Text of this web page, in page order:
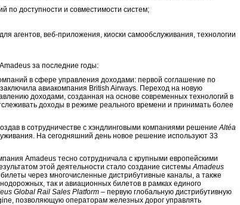
по доступности и совместимости систем;
агентов, веб-приложения, киоски самообслуживания, технологии
за последние годы:
в сфере управления доходами: первой соглашение по
заключила авиакомпания British Airways. Переход на новую
доходами, созданная на основе современных технологий в
доходы в режиме реального времени и принимать более
в сотрудничестве с хэндлинговыми компаниями решениеAltéa
На сегодняшний день новое решение используют 33
Amadeus тесно сотрудничала с крупными европейскими
этой деятельности стало создание системыAmadeus
через многочисленные дистрибутивные каналы, а также
так и авиационных билетов в рамках единого
Global Rail Sales Platform – первую глобальную дистрибутивную
позволяющую операторам железных дорог управлять